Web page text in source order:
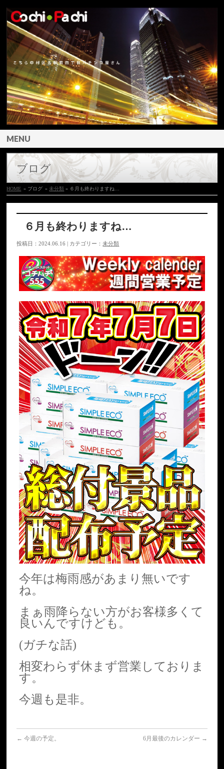
MENU
ブログ
HOME » ブログ »未分類 » ６月も終わりますね…
６月も終わりますね…
投稿日：2024.06.16 | カテゴリー：未分類
今年は梅雨感があまり無いです
ね。
まぁ雨降らない方がお客様多くて
良いんですけども。
(ガチな話)
相変わらず休まず営業しておりま
す。
今週も是非。
← 今週の予定。 6月最後のカレンダー →